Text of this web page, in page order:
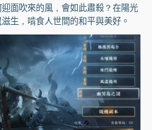
吹來的風，會如此肅殺？在陽光
生，啃食人世間的和平與美好。